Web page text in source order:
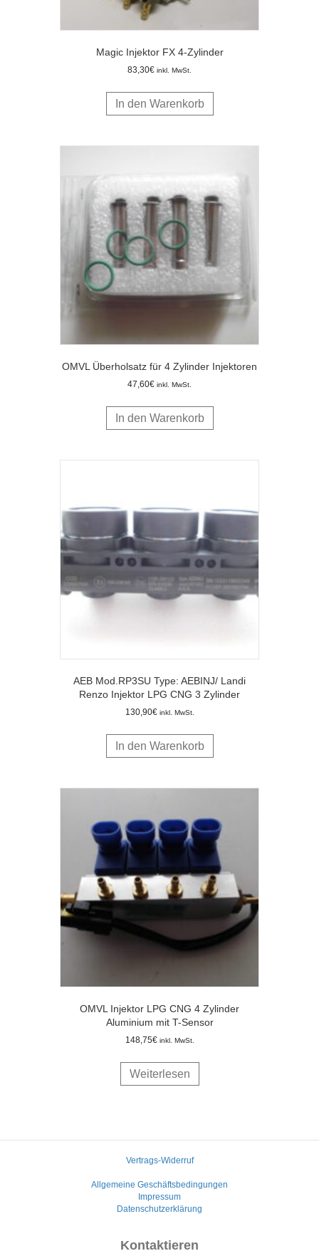
Magic Injektor FX 4-Zylinder
83,30€ inkl. MwSt.
In den Warenkorb
OMVL Überholsatz für 4 Zylinder Injektoren
47,60€ inkl. MwSt.
In den Warenkorb
AEB Mod.RP3SU Type: AEBINJ/ Landi
Renzo Injektor LPG CNG 3 Zylinder
130,90€ inkl. MwSt.
In den Warenkorb
OMVL Injektor LPG CNG 4 Zylinder
Aluminium mit T-Sensor
148,75€ inkl. MwSt.
Weiterlesen
Vertrags-Widerruf
Allgemeine Geschäftsbedingungen
Impressum
Datenschutzerklärung
Kontaktieren